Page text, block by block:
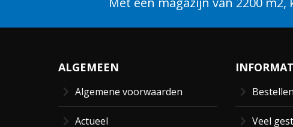
ALGEMEEN
Algemene voorwaarden
Actueel
Bestellen
Veel